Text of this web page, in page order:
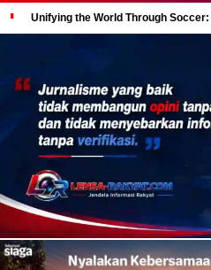
Unifying the World Through